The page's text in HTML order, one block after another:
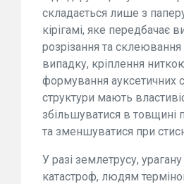
складається лише з
кірігамі, яке передбачає
розрізання та
випадку, кріплення
формування ауксетичних
структури мають
збільшуватися в товщині
та зменшуватися при
У разі землетрусу,
катастроф, людям